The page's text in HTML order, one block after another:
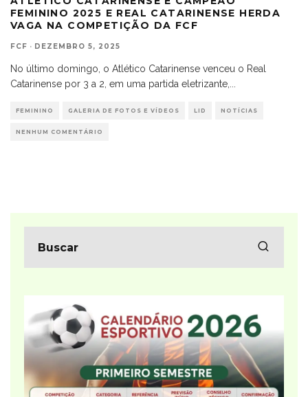
FEMININO 2025 E REAL CATARINENSE HERDA
VAGA NA COMPETIÇÃO DA FCF
FCF · DEZEMBRO 5, 2025
No último domingo, o Atlético Catarinense venceu o Real
Catarinense por 3 a 2, em uma partida eletrizante,...
FEMININO GALERIA DE FOTOS E VÍDEOS LID NOTÍCIAS
NENHUM COMENTÁRIO